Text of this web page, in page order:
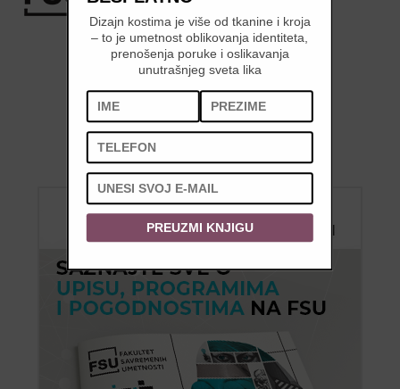
2026/27 »
Dizajn kostima je više od tkanine i kroja
– to je umetnost oblikovanja identiteta,
prenošenja poruke i oslikavanja
unutrašnjeg sveta lika
PREUZMI KNJIGU